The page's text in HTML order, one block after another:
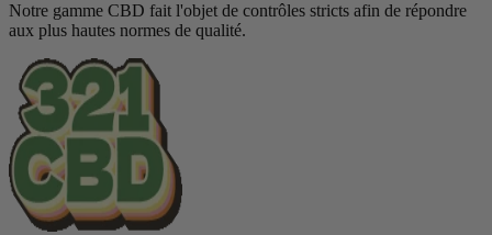
Notre gamme CBD fait l'objet de contrôles stricts afin de répondre
aux plus hautes normes de qualité.